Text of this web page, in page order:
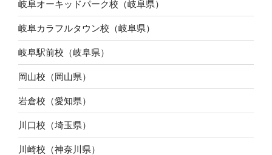
岐阜オーキッドパーク校（岐阜県）
岐阜カラフルタウン校（岐阜県）
岐阜駅前校（岐阜県）
岡山校（岡山県）
岩倉校（愛知県）
川口校（埼玉県）
川崎校（神奈川県）